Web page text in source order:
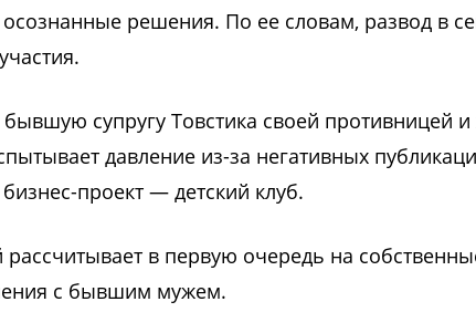
решения. По ее словам, развод в
супругу Товстика своей противницей и
давление из-за негативных
проект — детский клуб.
в первую очередь на
с бывшим мужем.